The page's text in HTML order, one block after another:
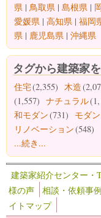
県 | 鳥取県 | 島根県 |
愛媛県 | 高知県 | 福岡
県 | 鹿児島県 | 沖縄県
タグから建築家
住宅(2,355) 木造
(1,557) ナチュラル
和モダン(731) モダン
リノベーション(548)
...続き...
建築家紹介センター・
様の声
相談・依頼事例
イトマップ